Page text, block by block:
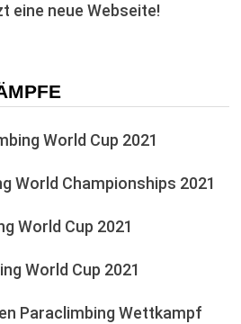
eine neue Webseite!
World Cup 2021
World Championships 2021
World Cup 2021
World Cup 2021
Paraclimbing Wettkampf